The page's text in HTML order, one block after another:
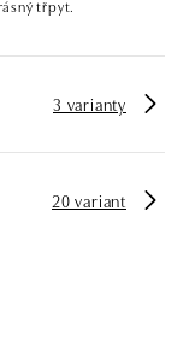
třpyt.
3 varianty
20 variant